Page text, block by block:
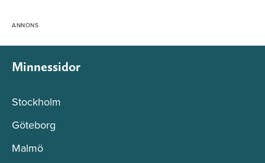
Minnessidor
Stockholm
Göteborg
Malmö